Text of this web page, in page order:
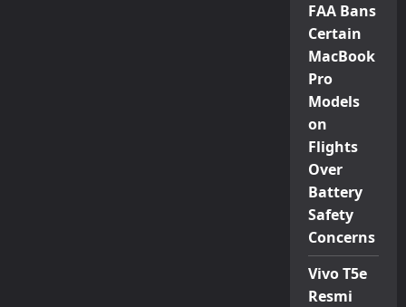
FAA Bans
Certain
MacBook
Pro
Models
on
Flights
Over
Battery
Safety
Concerns
Vivo T5e
Resmi